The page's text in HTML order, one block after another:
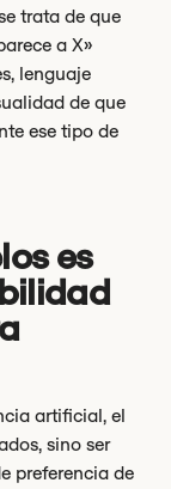
trata de que
a X»
lenguaje
de que
ese tipo de
es
artificial, el
sino ser
preferencia de